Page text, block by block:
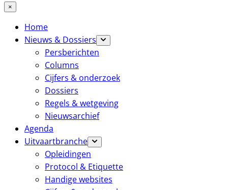
×
Home
Nieuws & Dossiers
Persberichten
Columns
Cijfers & onderzoek
Dossiers
Regels & wetgeving
Nieuwsarchief
Agenda
Uitvaartbranche
Opleidingen
Protocol & Etiquette
Handige websites